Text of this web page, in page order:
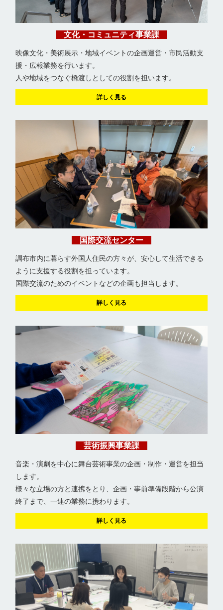
文化・コミュニティ事業課
映像文化・美術展示・地域イベントの企画運営・市民活動支
援・広報業務を行います。
人や地域をつなぐ橋渡しとしての役割を担います。
詳しく見る
国際交流センター
調布市内に暮らす外国人住民の方々が、安心して生活できる
ように支援する役割を担っています。
国際交流のためのイベントなどの企画も担当します。
詳しく見る
芸術振興事業課
音楽・演劇を中心に舞台芸術事業の企画・制作・運営を担当
します。
様々な立場の方と連携をとり、企画・事前準備段階から公演
終了まで、一連の業務に携わります。
詳しく見る